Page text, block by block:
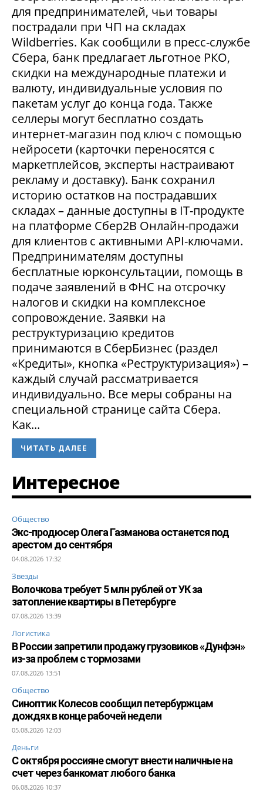
для предпринимателей, чьи товары
пострадали при ЧП на складах
Wildberries. Как сообщили в пресс-службе
Сбера, банк предлагает льготное РКО,
скидки на международные платежи и
валюту, индивидуальные условия по
пакетам услуг до конца года. Также
селлеры могут бесплатно создать
интернет-магазин под ключ с помощью
нейросети (карточки переносятся с
маркетплейсов, эксперты настраивают
рекламу и доставку). Банк сохранил
историю остатков на пострадавших
складах – данные доступны в IT-продукте
на платформе Сбер2В Онлайн-продажи
для клиентов с активными API-ключами.
Предпринимателям доступны
бесплатные юрконсультации, помощь в
подаче заявлений в ФНС на отсрочку
налогов и скидки на комплексное
сопровождение. Заявки на
реструктуризацию кредитов
принимаются в СберБизнес (раздел
«Кредиты», кнопка «Реструктуризация») –
каждый случай рассматривается
индивидуально. Все меры собраны на
специальной странице сайта Сбера.
Как...
ЧИТАТЬ ДАЛЕЕ
Интересное
Общество
Экс-продюсер Олега Газманова останется под
арестом до сентября
04.08.2026 17:32
Звезды
Волочкова требует 5 млн рублей от УК за
затопление квартиры в Петербурге
07.08.2026 13:39
Логистика
В России запретили продажу грузовиков «Дунфэн»
из-за проблем с тормозами
07.08.2026 13:51
Общество
Синоптик Колесов сообщил петербуржцам
дождях в конце рабочей недели
05.08.2026 12:03
Деньги
С октября россияне смогут внести наличные на
счет через банкомат любого банка
06.08.2026 10:37